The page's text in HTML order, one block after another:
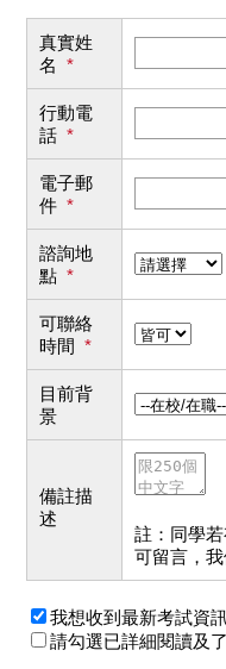
真實姓
名 *
行動電
話 *
電子郵
件 *
諮詢地
點 *
可聯絡
時間 *
目前背
景
備註描
述
註：同學
可留言，我
我想收到最新考試資
請勾選已詳細閱讀及